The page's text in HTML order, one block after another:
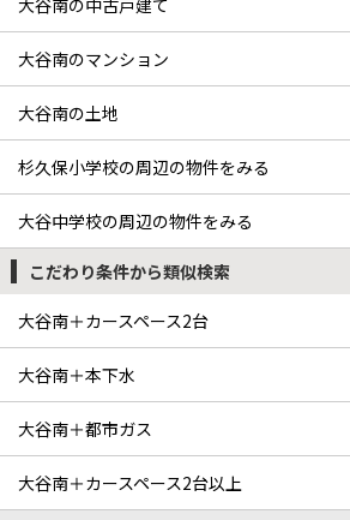
大谷南のマンション
大谷南の土地
杉久保小学校の周辺の物件をみる
大谷中学校の周辺の物件をみる
こだわり条件から類似検索
大谷南＋カースペース2台
大谷南＋本下水
大谷南＋都市ガス
大谷南＋カースペース2台以上